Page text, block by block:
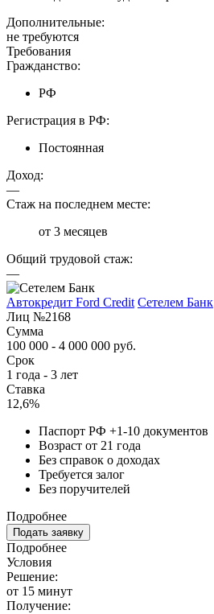
Дополнительные:
не требуются
Требования
Гражданство:
РФ
Регистрация в РФ:
Постоянная
Доход:
—
Стаж на последнем месте:
от 3 месяцев
Общий трудовой стаж:
—
Автокредит Ford Credit Сетелем Банк
Лиц №2168
Сумма
100 000 - 4 000 000 руб.
Срок
1 года - 3 лет
Ставка
12,6%
Паспорт РФ +1-10 документов
Возраст от 21 года
Без справок о доходах
Требуется залог
Без поручителей
Подробнее
Подать заявку
Подробнее
Условия
Решение:
от 15 минут
Получение: